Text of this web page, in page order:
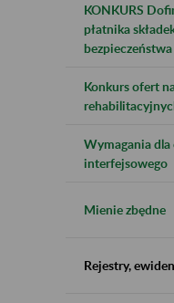
KONKURS
płatnika
Konkurs ofert
Wymagania
interfejsowego
Mienie zbędne
Rejestry,